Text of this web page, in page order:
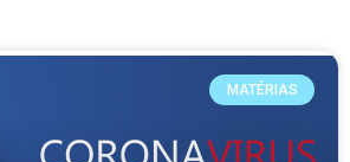
MATÉRIAS